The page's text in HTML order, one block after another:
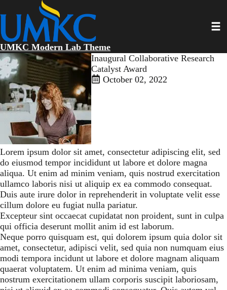
to
content
UMKC Modern Lab Theme
Inaugural Collaborative Research
Catalyst Award
October 02, 2022
Lorem ipsum dolor sit amet, consectetur adipiscing elit, sed
do eiusmod tempor incididunt ut labore et dolore magna
aliqua. Ut enim ad minim veniam, quis nostrud exercitation
ullamco laboris nisi ut aliquip ex ea commodo consequat.
Duis aute irure dolor in reprehenderit in voluptate velit esse
cillum dolore eu fugiat nulla pariatur.
Excepteur sint occaecat cupidatat non proident, sunt in culpa
qui officia deserunt mollit anim id est laborum.
Neque porro quisquam est, qui dolorem ipsum quia dolor sit
amet, consectetur, adipisci velit, sed quia non numquam eius
modi tempora incidunt ut labore et dolore magnam aliquam
quaerat voluptatem. Ut enim ad minima veniam, quis
nostrum exercitationem ullam corporis suscipit laboriosam,